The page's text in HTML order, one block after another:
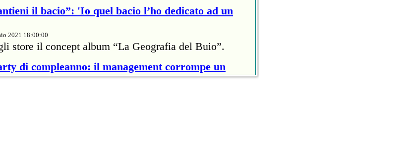
il bacio”: 'Io quel bacio l’ho dedicato ad un
2021 18:00:00
store il concept album “La Geografia del Buio”.
di compleanno: il management corrompe un